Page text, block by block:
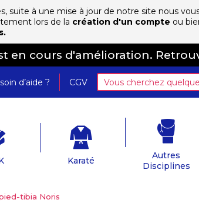
suite à une mise à jour de notre site nous
lors de la création d'un compte ou
en cours d'amélioration.
d’aide ? CGV
Karaté
Autres
Disciplines
tibia Noris